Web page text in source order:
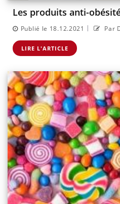
Les produits anti-
Publié le 18.12.2021 | Par
LIRE L'ARTICLE